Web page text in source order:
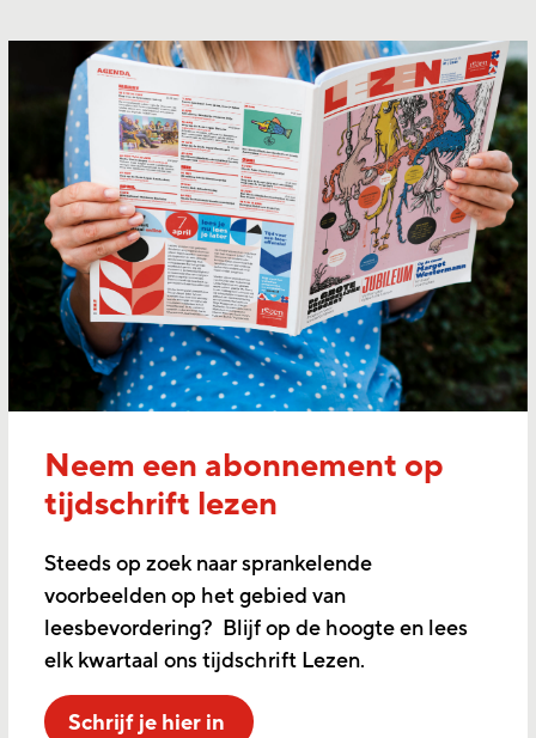
Neem een abonnement op
tijdschrift lezen
Steeds op zoek naar sprankelende
voorbeelden op het gebied van
leesbevordering? Blijf op de hoogte en lees
elk kwartaal ons tijdschrift Lezen.
Schrijf je hier in